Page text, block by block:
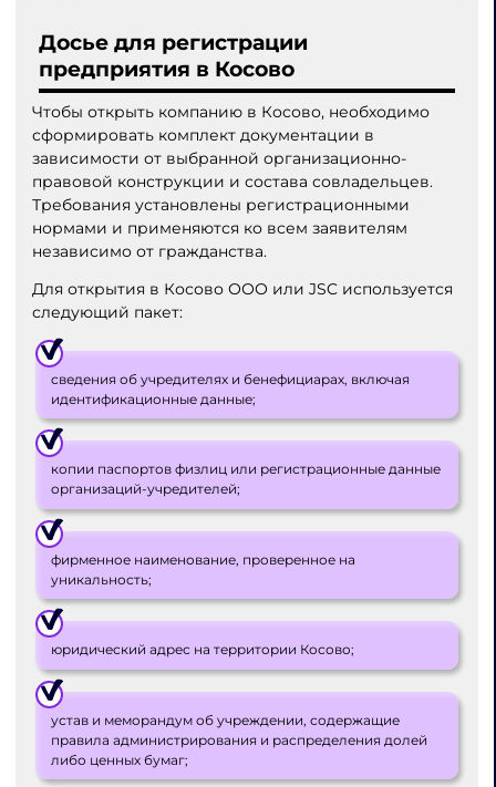
Досье для регистрации
предприятия в Косово
Чтобы открыть компанию в Косово, необходимо
сформировать комплект документации в
зависимости от выбранной организационно-
правовой конструкции и состава совладельцев.
Требования установлены регистрационными
нормами и применяются ко всем заявителям
независимо от гражданства.
Для открытия в Косово ООО или JSC используется
следующий пакет:
сведения об учредителях и бенефициарах, включая
идентификационные данные;
копии паспортов физлиц или регистрационные данные
организаций-учредителей;
фирменное наименование, проверенное на
уникальность;
юридический адрес на территории Косово;
устав и меморандум об учреждении, содержащие
правила администрирования и распределения долей
либо ценных бумаг;